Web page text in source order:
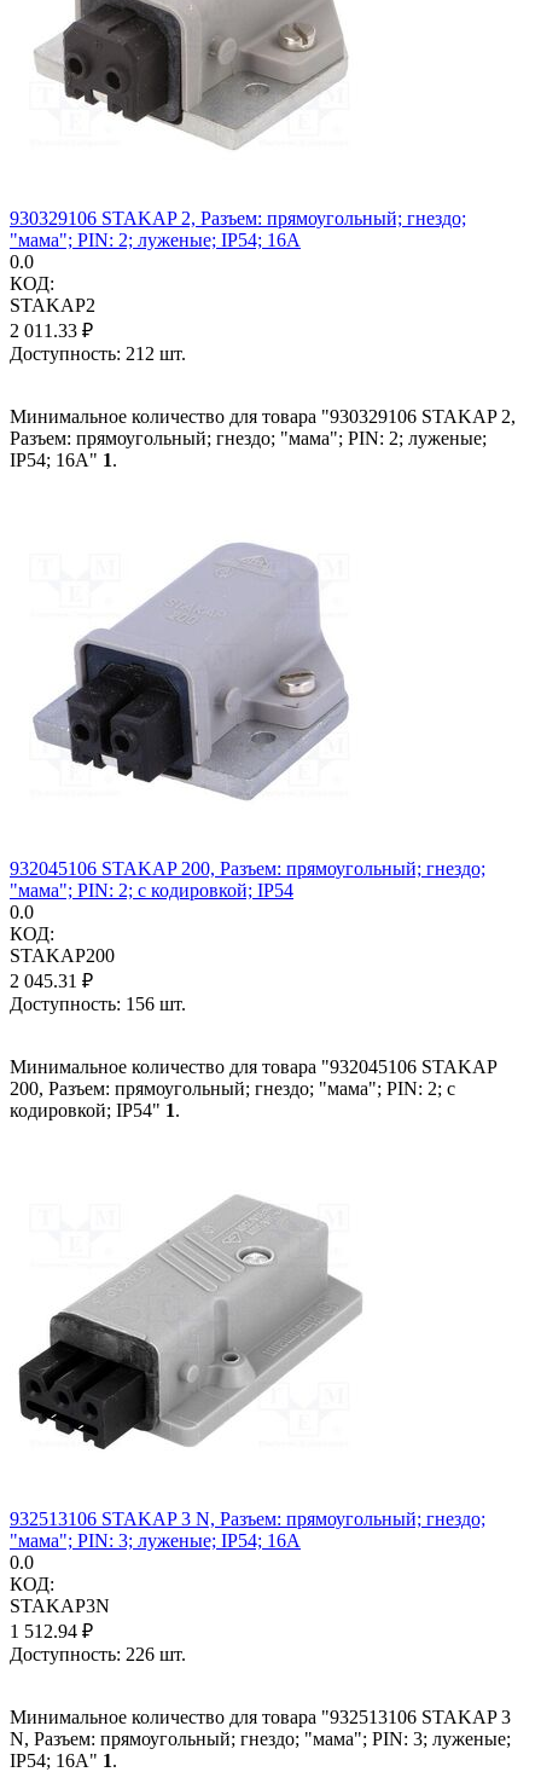
930329106 STAKAP 2, Разъем: прямоугольный; гнездо;
"мама"; PIN: 2; луженые; IP54; 16А
0.0
КОД:
STAKAP2
2 011.33 ₽
Доступность: 212 шт.
Минимальное количество для товара "930329106 STAKAP 2,
Разъем: прямоугольный; гнездо; "мама"; PIN: 2; луженые;
IP54; 16А" 1.
932045106 STAKAP 200, Разъем: прямоугольный; гнездо;
"мама"; PIN: 2; с кодировкой; IP54
0.0
КОД:
STAKAP200
2 045.31 ₽
Доступность: 156 шт.
Минимальное количество для товара "932045106 STAKAP
200, Разъем: прямоугольный; гнездо; "мама"; PIN: 2; с
кодировкой; IP54" 1.
932513106 STAKAP 3 N, Разъем: прямоугольный; гнездо;
"мама"; PIN: 3; луженые; IP54; 16А
0.0
КОД:
STAKAP3N
1 512.94 ₽
Доступность: 226 шт.
Минимальное количество для товара "932513106 STAKAP 3
N, Разъем: прямоугольный; гнездо; "мама"; PIN: 3; луженые;
IP54; 16А" 1.